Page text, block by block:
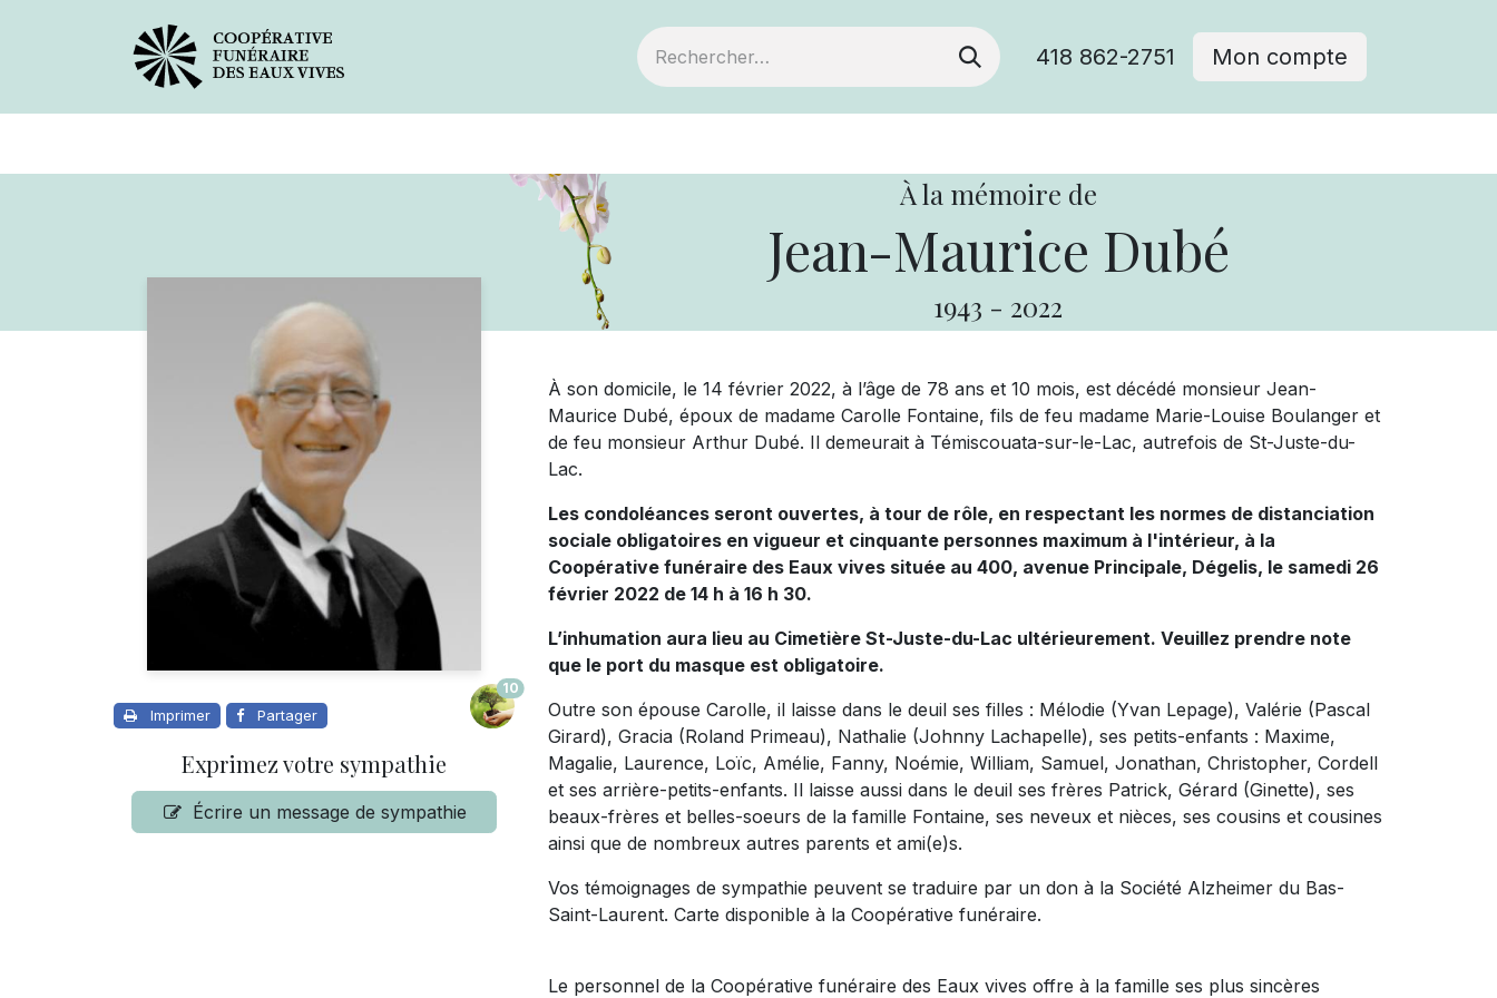
418 862-2751 Mon compte
À la mémoire de
Jean-Maurice Dubé
1943 - 2022
Imprimer Partager
10
Exprimez votre sympathie
Écrire un message de sympathie
À son domicile, le 14 février 2022, à l’âge de 78 ans et 10 mois, est décédé monsieur Jean-
Maurice Dubé, époux de madame Carolle Fontaine, fils de feu madame Marie-Louise Boulanger et
de feu monsieur Arthur Dubé. Il demeurait à Témiscouata-sur-le-Lac, autrefois de St-Juste-du-
Lac.
Les condoléances seront ouvertes, à tour de rôle, en respectant les normes de distanciation
sociale obligatoires en vigueur et cinquante personnes maximum à l'intérieur, à la
Coopérative funéraire des Eaux vives située au 400, avenue Principale, Dégelis, le samedi 26
février 2022 de 14 h à 16 h 30.
L’inhumation aura lieu au Cimetière St-Juste-du-Lac ultérieurement. Veuillez prendre note
que le port du masque est obligatoire.
Outre son épouse Carolle, il laisse dans le deuil ses filles : Mélodie (Yvan Lepage), Valérie (Pascal
Girard), Gracia (Roland Primeau), Nathalie (Johnny Lachapelle), ses petits-enfants : Maxime,
Magalie, Laurence, Loïc, Amélie, Fanny, Noémie, William, Samuel, Jonathan, Christopher, Cordell
et ses arrière-petits-enfants. Il laisse aussi dans le deuil ses frères Patrick, Gérard (Ginette), ses
beaux-frères et belles-soeurs de la famille Fontaine, ses neveux et nièces, ses cousins et cousines
ainsi que de nombreux autres parents et ami(e)s.
Vos témoignages de sympathie peuvent se traduire par un don à la Société Alzheimer du Bas-
Saint-Laurent. Carte disponible à la Coopérative funéraire.
Le personnel de la Coopérative funéraire des Eaux vives offre à la famille ses plus sincères